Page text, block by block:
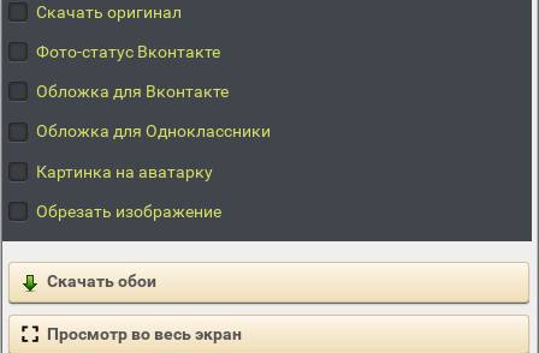
Скачать оригинал
Фото-статус Вконтакте
Обложка для Вконтакте
Обложка для Одноклассники
Картинка на аватарку
Обрезать изображение
Скачать обои
Просмотр во весь экран